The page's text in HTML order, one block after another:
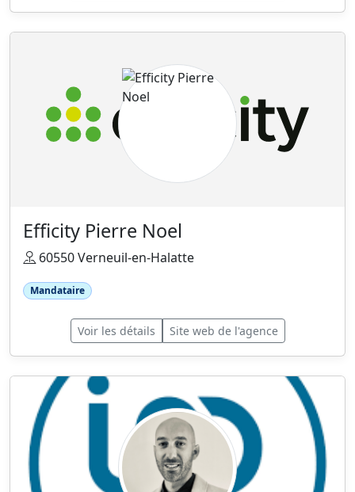
Efficity Pierre Noel
60550 Verneuil-en-Halatte
Mandataire
Voir les détails Site web de l'agence